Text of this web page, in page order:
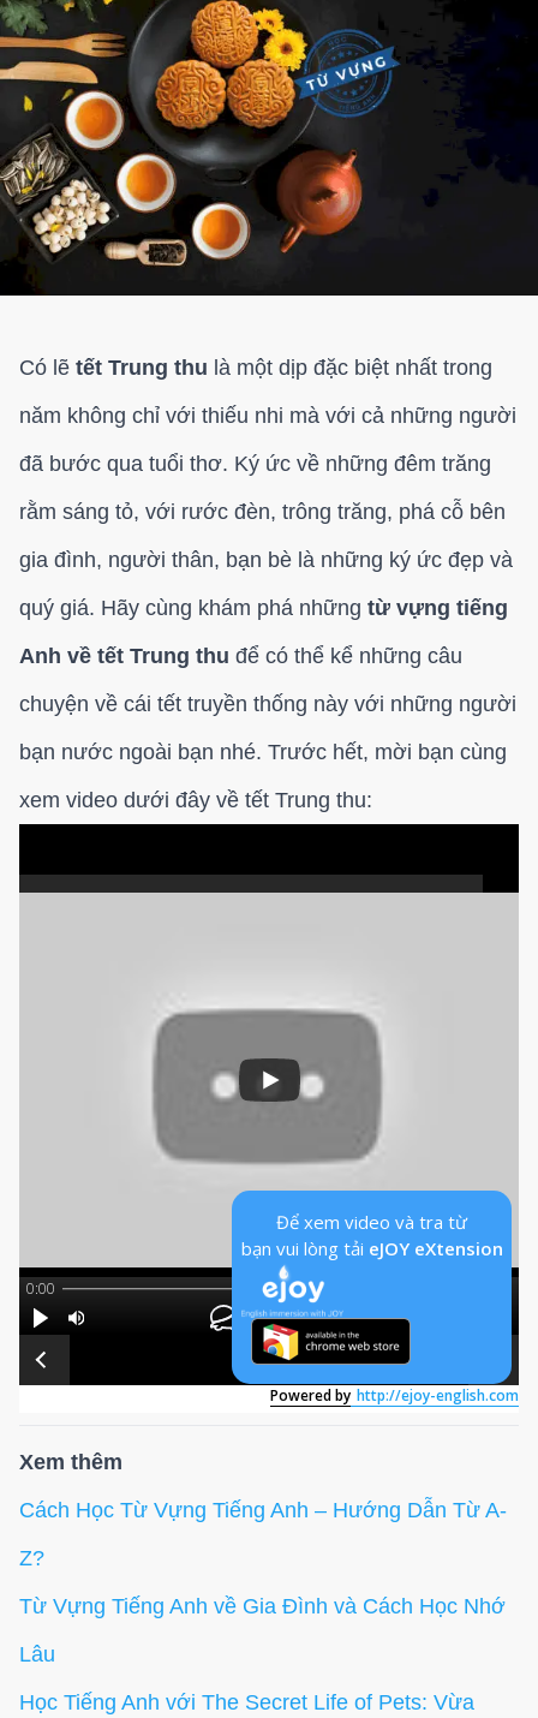
Có lẽ tết Trung thu là một dịp đặc biệt nhất trong
năm không chỉ với thiếu nhi mà với cả những người
đã bước qua tuổi thơ. Ký ức về những đêm trăng
rằm sáng tỏ, với rước đèn, trông trăng, phá cỗ bên
gia đình, người thân, bạn bè là những ký ức đẹp và
quý giá. Hãy cùng khám phá những từ vựng tiếng
Anh về tết Trung thu để có thể kể những câu
chuyện về cái tết truyền thống này với những người
bạn nước ngoài bạn nhé. Trước hết, mời bạn cùng
xem video dưới đây về tết Trung thu:
Xem thêm
Cách Học Từ Vựng Tiếng Anh – Hướng Dẫn Từ A-
Z?
Từ Vựng Tiếng Anh về Gia Đình và Cách Học Nhớ
Lâu
Học Tiếng Anh với The Secret Life of Pets: Vừa